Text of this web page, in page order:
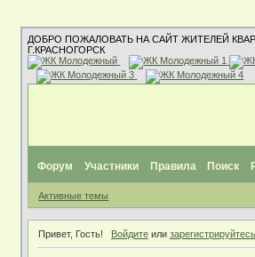
ДОБРО ПОЖАЛОВАТЬ НА САЙТ ЖИТЕЛЕЙ
Г.КРАСНОГОРСК
Форум Участники Правила Поиск
Активные темы
Привет, Гость! Войдитеили зарегистрируйтесь